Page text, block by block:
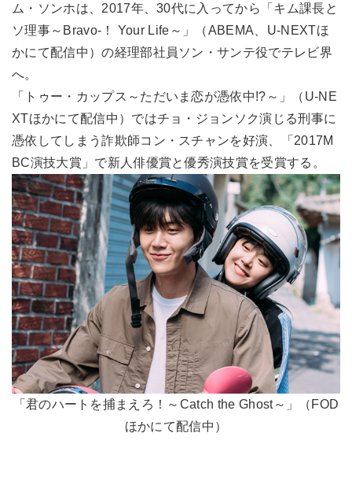
ム・ソンホは、2017年、30代に入ってから「キム課長と
ソ理事～Bravo-！ Your Life～」（ABEMA、U-NEXTほ
かにて配信中）の経理部社員ソン・サンテ役でテレビ界
へ。
「トゥー・カップス～ただいま恋が憑依中!?～」（U-NE
XTほかにて配信中）ではチョ・ジョンソク演じる刑事に
憑依してしまう詐欺師コン・スチャンを好演、「2017M
BC演技大賞」で新人俳優賞と優秀演技賞を受賞する。
「君のハートを捕まえろ！～Catch the Ghost～」（FOD
ほかにて配信中）